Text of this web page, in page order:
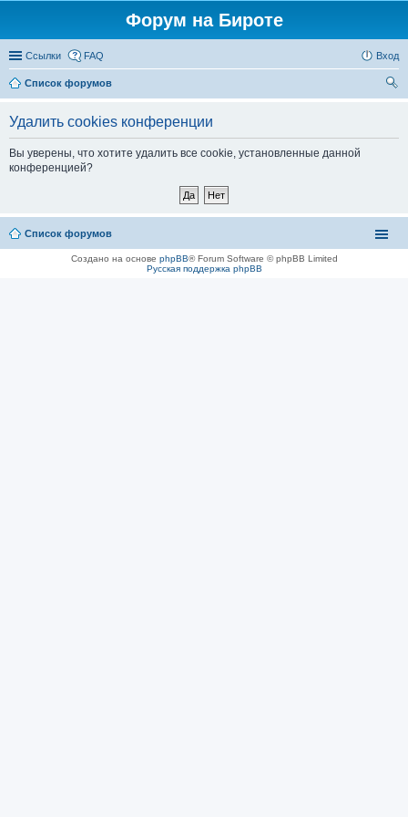
Форум на Бироте
Ссылки FAQ Вход
Список форумов
Удалить cookies конференции
Вы уверены, что хотите удалить все cookie, установленные данной
конференцией?
Список форумов
Создано на основе phpBB® Forum Software © phpBB Limited
Русская поддержка phpBB